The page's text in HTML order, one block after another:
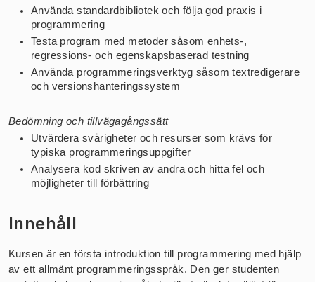
Använda standardbibliotek och följa god praxis i
programmering
Testa program med metoder såsom enhets-,
regressions- och egenskapsbaserad testning
Använda programmeringsverktyg såsom textredigerare
och versionshanteringssystem
Bedömning och tillvägagångssätt
Utvärdera svårigheter och resurser som krävs för
typiska programmeringsuppgifter
Analysera kod skriven av andra och hitta fel och
möjligheter till förbättring
Innehåll
Kursen är en första introduktion till programmering med hjälp
av ett allmänt programmeringsspråk. Den ger studenten